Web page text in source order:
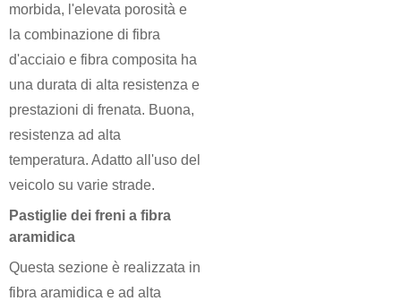
morbida, l'elevata porosità e
la combinazione di fibra
d'acciaio e fibra composita ha
una durata di alta resistenza e
prestazioni di frenata. Buona,
resistenza ad alta
temperatura. Adatto all'uso del
veicolo su varie strade.
Pastiglie dei freni a fibra
aramidica
Questa sezione è realizzata in
fibra aramidica e ad alta